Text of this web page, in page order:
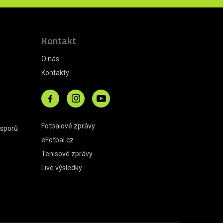
Kontakt
O nás
Kontakty
Fotbalové zprávy
eFotbal.cz
Tenisové zprávy
Live výsledky